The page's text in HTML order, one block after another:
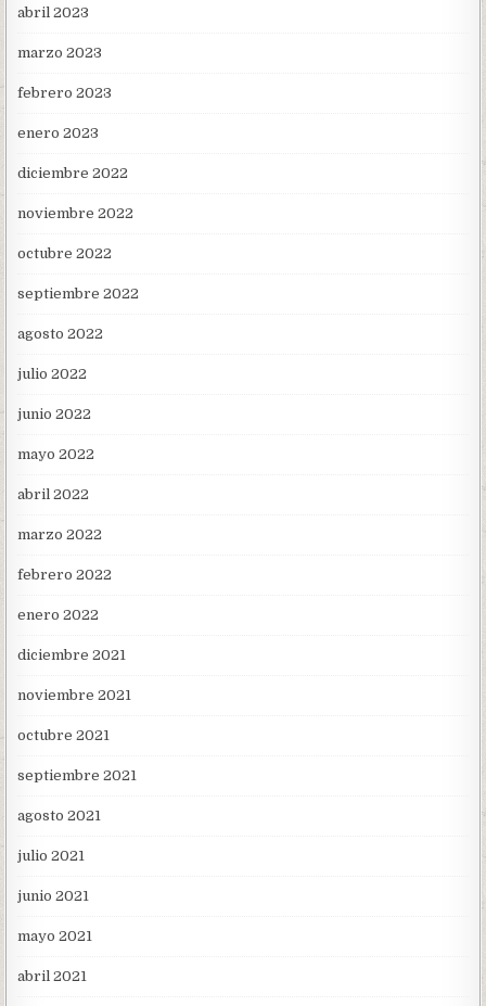
abril 2023
marzo 2023
febrero 2023
enero 2023
diciembre 2022
noviembre 2022
octubre 2022
septiembre 2022
agosto 2022
julio 2022
junio 2022
mayo 2022
abril 2022
marzo 2022
febrero 2022
enero 2022
diciembre 2021
noviembre 2021
octubre 2021
septiembre 2021
agosto 2021
julio 2021
junio 2021
mayo 2021
abril 2021